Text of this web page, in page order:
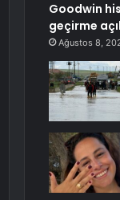
Goodwin
geçirme
Ağustos 8,